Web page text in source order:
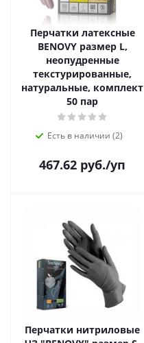
Перчатки латексные
BENOVY размер L,
неопудренные
текстурированные,
натуральные, комплект
50 пар
Есть в наличии (2)
467.62 руб./уп
Перчатки нитриловые